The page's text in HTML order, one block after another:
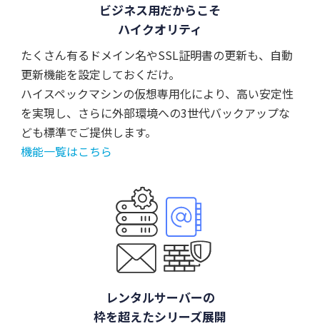
ビジネス用だからこそ
ハイクオリティ
たくさん有るドメイン名やSSL証明書の更新も、自動
更新機能を設定しておくだけ。
ハイスペックマシンの仮想専用化により、高い安定性
を実現し、さらに外部環境への3世代バックアップな
ども標準でご提供します。
機能一覧はこちら
レンタルサーバーの
枠を超えたシリーズ展開